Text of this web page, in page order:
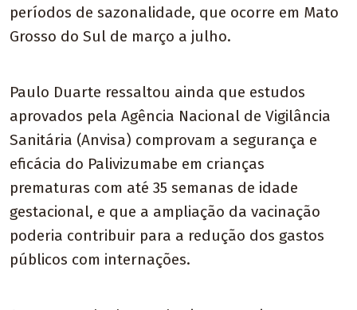
períodos de sazonalidade, que ocorre em Mato
Grosso do Sul de março a julho.
Paulo Duarte ressaltou ainda que estudos
aprovados pela Agência Nacional de Vigilância
Sanitária (Anvisa) comprovam a segurança e
eficácia do Palivizumabe em crianças
prematuras com até 35 semanas de idade
gestacional, e que a ampliação da vacinação
poderia contribuir para a redução dos gastos
públicos com internações.